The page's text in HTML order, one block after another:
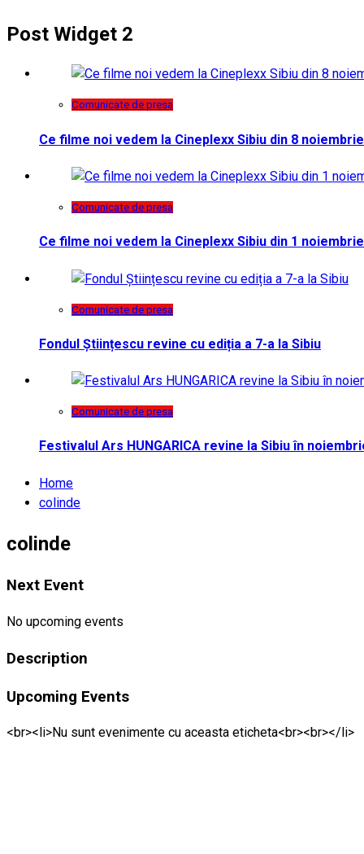
Post Widget 2
Comunicate de presa
Ce filme noi vedem la Cineplexx Sibiu din 8 noiembrie
Comunicate de presa
Ce filme noi vedem la Cineplexx Sibiu din 1 noiembrie
Comunicate de presa
Fondul Științescu revine cu ediția a 7-a la Sibiu
Comunicate de presa
Festivalul Ars HUNGARICA revine la Sibiu în
Home
colinde
colinde
Next Event
No upcoming events
Description
Upcoming Events
<br><li>Nu sunt evenimente cu aceasta eticheta<br><br></li>